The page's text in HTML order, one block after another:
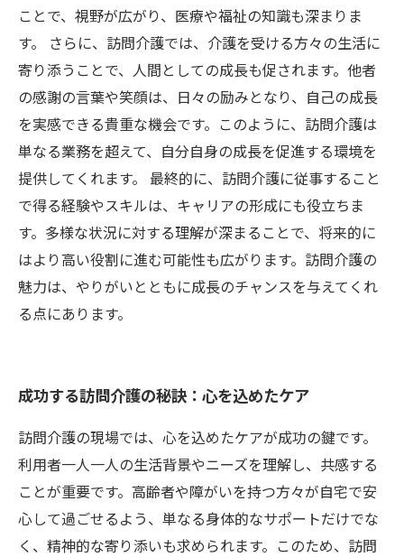
ことで、視野が広がり、医療や福祉の知識も深まりま
す。 さらに、訪問介護では、介護を受ける方々の生活に
寄り添うことで、人間としての成長も促されます。他者
の感謝の言葉や笑顔は、日々の励みとなり、自己の成長
を実感できる貴重な機会です。このように、訪問介護は
単なる業務を超えて、自分自身の成長を促進する環境を
提供してくれます。 最終的に、訪問介護に従事すること
で得る経験やスキルは、キャリアの形成にも役立ちま
す。多様な状況に対する理解が深まることで、将来的に
はより高い役割に進む可能性も広がります。訪問介護の
魅力は、やりがいとともに成長のチャンスを与えてくれ
る点にあります。
成功する訪問介護の秘訣：心を込めたケア
訪問介護の現場では、心を込めたケアが成功の鍵です。
利用者一人一人の生活背景やニーズを理解し、共感する
ことが重要です。高齢者や障がいを持つ方々が自宅で安
心して過ごせるよう、単なる身体的なサポートだけでな
く、精神的な寄り添いも求められます。このため、訪問